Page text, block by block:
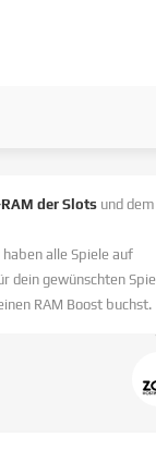
der Slots und dem
alle Spiele auf
dein gewünschten Spiel
RAM Boost buchst.